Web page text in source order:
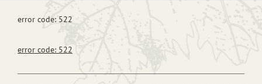
error code: 522
error code: 522